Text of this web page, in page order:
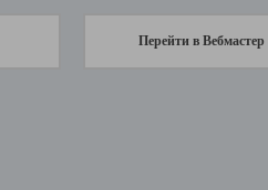
Перейти в Вебмастер